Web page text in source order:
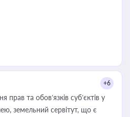
+6
прав та обов’язків суб’єктів у
земельний сервітут, що є